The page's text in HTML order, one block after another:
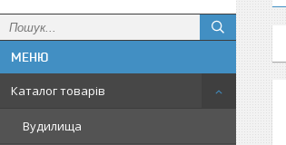
Каталог товарів
Вудилища